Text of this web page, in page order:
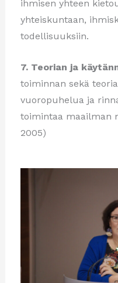
ihmisen yhteen
yhteiskuntaan,
todellisuuksiin.
7. Teorian ja
toiminnan sekä
vuoropuhelua ja
toimintaa maailman
2005)